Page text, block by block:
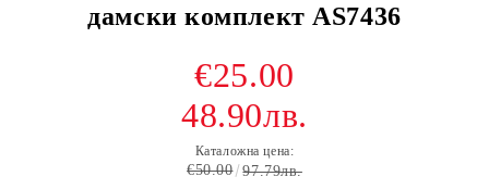
дамски комплект AS7436
€25.00
48.90лв.
Каталожна цена:
€50.00 97.79лв.